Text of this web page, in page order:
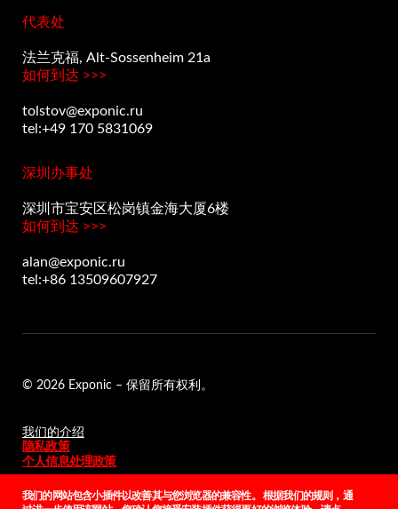
代表处
法兰克福, Alt-Sossenheim 21a
tolstov@exponic.ru
tel:+49 170 5831069
如何到达 >>>
深圳办事处
深圳市宝安区松岗镇金海大厦6楼
alan@exponic.ru
tel:+86 13509607927
如何到达 >>>
© 2026 Exponic – 保留所有权利。
我们的介绍
隐私政策
个人信息处理政策
我们的网站包含小插件以改善其与您浏览器的兼容性。 根据我们的规则，通